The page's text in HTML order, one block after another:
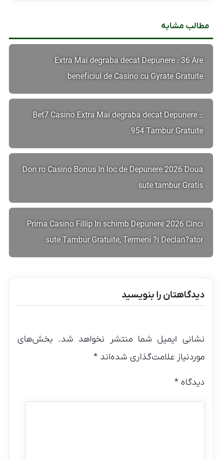
مطالب مشابه
Extra Mai degraba decat Depunere : 36 Are
beneficiul de Casino cu Gyrate Gratuite
Bet7 Casino Extra Mai degraba decat Depunere ::
954 Tambur Gratuite
Don ro Casino Bonus In loc de Depunere 2026 Doua
sute tambur Gratis
Prima Casino Fillip In schimb Depunere 2026 Cinci
sute Tambur Gratuite, Termeni ?i Declan?ator
دیدگاهتان را بنویسید
نشانی ایمیل شما منتشر نخواهد شد. بخش‌های
موردنیاز علامت‌گذاری شده‌اند*
دیدگاه*